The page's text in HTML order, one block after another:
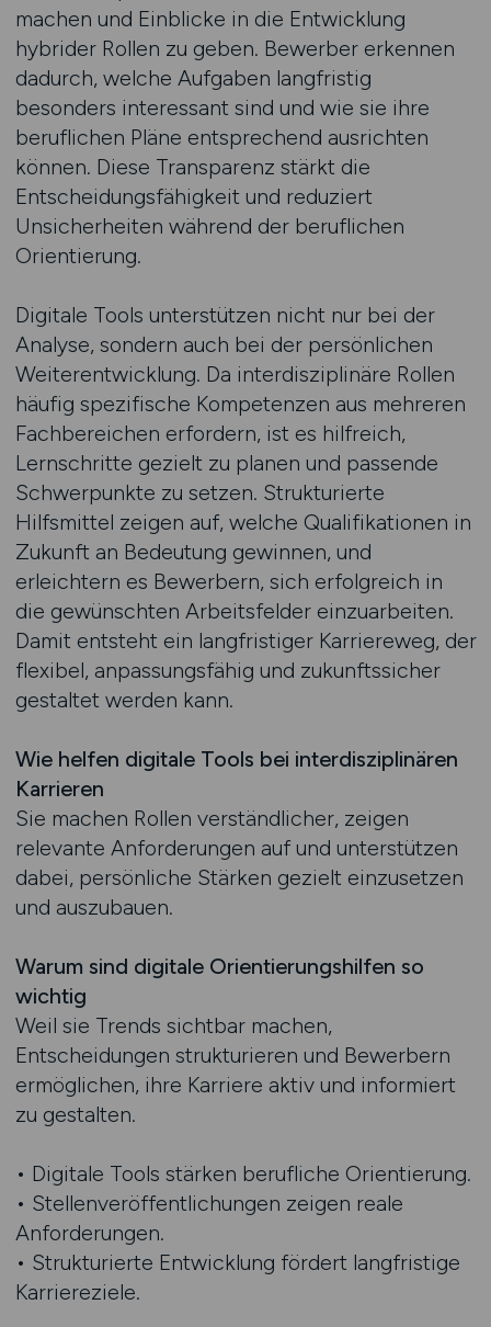
machen und Einblicke in die Entwicklung
hybrider Rollen zu geben. Bewerber erkennen
dadurch, welche Aufgaben langfristig
besonders interessant sind und wie sie ihre
beruflichen Pläne entsprechend ausrichten
können. Diese Transparenz stärkt die
Entscheidungsfähigkeit und reduziert
Unsicherheiten während der beruflichen
Orientierung.
Digitale Tools unterstützen nicht nur bei der
Analyse, sondern auch bei der persönlichen
Weiterentwicklung. Da interdisziplinäre Rollen
häufig spezifische Kompetenzen aus mehreren
Fachbereichen erfordern, ist es hilfreich,
Lernschritte gezielt zu planen und passende
Schwerpunkte zu setzen. Strukturierte
Hilfsmittel zeigen auf, welche Qualifikationen in
Zukunft an Bedeutung gewinnen, und
erleichtern es Bewerbern, sich erfolgreich in
die gewünschten Arbeitsfelder einzuarbeiten.
Damit entsteht ein langfristiger Karriereweg, der
flexibel, anpassungsfähig und zukunftssicher
gestaltet werden kann.
Wie helfen digitale Tools bei interdisziplinären
Karrieren
Sie machen Rollen verständlicher, zeigen
relevante Anforderungen auf und unterstützen
dabei, persönliche Stärken gezielt einzusetzen
und auszubauen.
Warum sind digitale Orientierungshilfen so
wichtig
Weil sie Trends sichtbar machen,
Entscheidungen strukturieren und Bewerbern
ermöglichen, ihre Karriere aktiv und informiert
zu gestalten.
• Digitale Tools stärken berufliche Orientierung.
• Stellenveröffentlichungen zeigen reale
Anforderungen.
• Strukturierte Entwicklung fördert langfristige
Karriereziele.